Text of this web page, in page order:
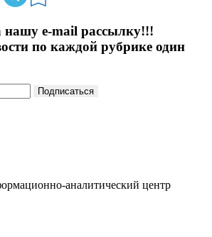
нашу e-mail рассылку!!!
по каждой рубрике один
Подписаться
аналитический центр